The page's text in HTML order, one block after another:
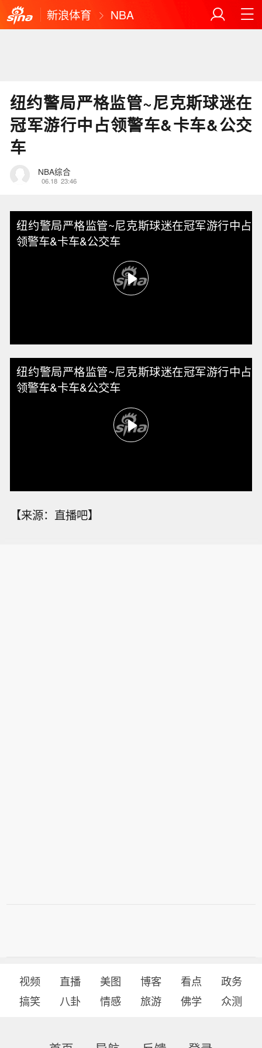
新浪体育 NBA
纽约警局严格监管~尼克斯球迷在
冠军游行中占领警车&卡车&公交
车
NBA综合
06.18 23:46
纽约警局严格监管~尼克斯球迷在冠军游行中占
领警车&卡车&公交车
纽约警局严格监管~尼克斯球迷在冠军游行中占
领警车&卡车&公交车
【来源：直播吧】
视频 直播 美图 博客 看点
政务
搞笑
八卦 情感 旅游 佛学 众测